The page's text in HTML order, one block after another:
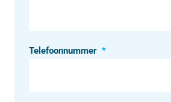
Telefoonnummer *